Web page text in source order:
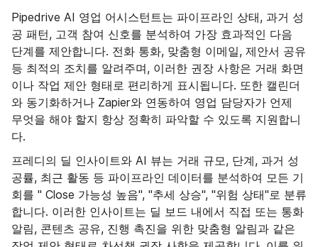
Pipedrive AI 영업 어시스턴트는 파이프라인 상태, 과거 성
공 패턴, 고객 참여 신호를 분석하여 가장 효과적인 다음
단계를 제안합니다. 전화 통화, 맞춤형 이메일, 제안서 공유
등 최적의 조치를 알려주며, 이러한 권장 사항은 거래 화면
이나 작업 제안 형태로 편리하게 표시됩니다. 또한 캘린더
와 동기화하거나 Zapier와 연동하여 영업 담당자가 언제
무엇을 해야 할지 항상 정확히 파악할 수 있도록 지원합니
다.
프레디의 딜 인사이트와 AI 뷰는 거래 규모, 단계, 과거 성
공률, 최근 활동 등 파이프라인 데이터를 분석하여 모든 기
회를 " Close 가능성 높음", "추세 상승", "위험 상태"로 분류
합니다. 이러한 인사이트는 딜 보드 내에서 직접 또는 통화
알림, 콘텐츠 공유, 진행 촉진을 위한 맞춤형 알림과 같은